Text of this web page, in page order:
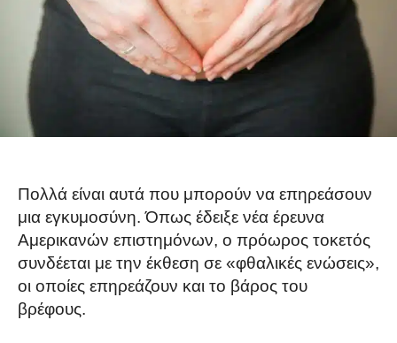
Πολλά είναι αυτά που μπορούν να επηρεάσουν
μια εγκυμοσύνη. Όπως έδειξε νέα έρευνα
Αμερικανών επιστημόνων, ο πρόωρος τοκετός
συνδέεται με την έκθεση σε «φθαλικές ενώσεις»,
οι οποίες επηρεάζουν και το βάρος του
βρέφους.